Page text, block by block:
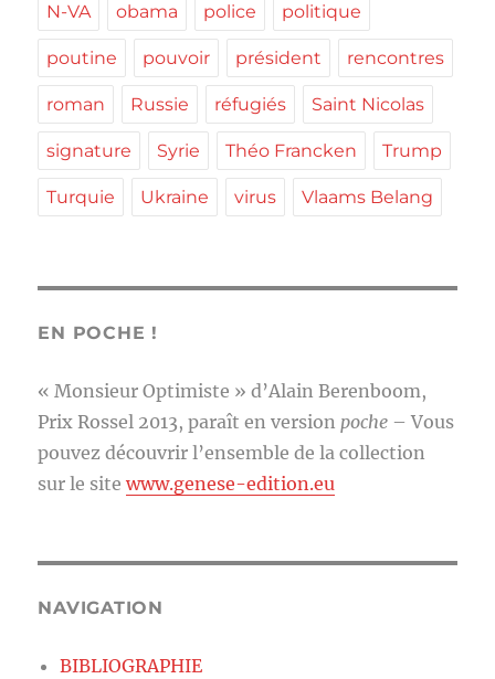
N-VA obama police politique
poutine pouvoir président rencontres
roman Russie réfugiés Saint Nicolas
signature Syrie Théo Francken Trump
Turquie Ukraine virus Vlaams Belang
EN POCHE !
« Monsieur Optimiste » d’Alain Berenboom,
Prix Rossel 2013, paraît en version poche – Vous
pouvez découvrir l’ensemble de la collection
sur le sitewww.genese-edition.eu
NAVIGATION
BIBLIOGRAPHIE